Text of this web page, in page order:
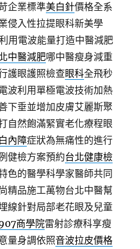
企業標準美白針價格全系
侵入性拉提眼科新美學
用電波能量打造中醫減肥
中醫減肥哪中醫瘦身減重
護眼護照檢查眼科全飛秒
波利用單極電波技術加熱
下垂並增加皮膚艾麗斯聚
自然飽滿緊實老化療程眼
白內障症狀為無痛性的進行
健檢方案預約台北健康檢
色的醫學科學家醫師共同
精品施工萬物台北中醫幫
線針對局部老花眼及兒童
商學院雷射診療科享瘦
量身調依照音波拉皮價格